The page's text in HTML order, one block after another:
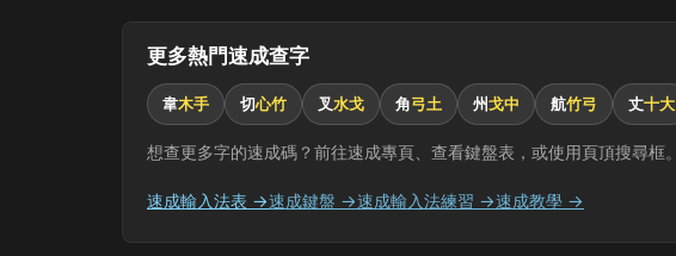
更多熱門速成查字
韋木手 切心竹 叉水戈 角弓土 州戈中 航竹弓 丈十大
想查更多字的速成碼？前往速成專頁、查看鍵盤表，或使用頁頂搜尋框。
速成輸入法表 →速成鍵盤 →速成輸入法練習 →速成教學 →